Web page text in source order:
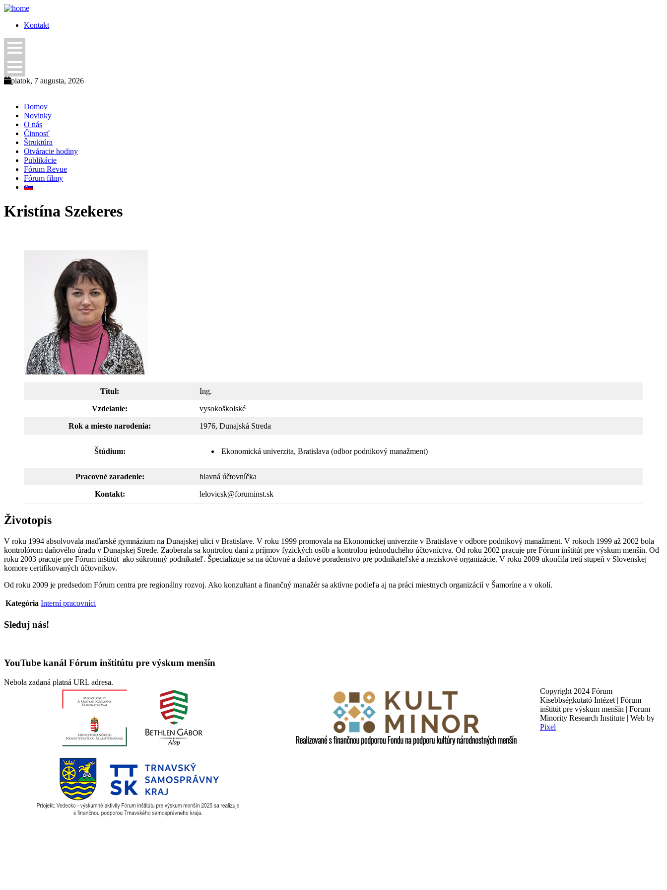
Kontakt
piatok, 7 augusta, 2026
Domov
Novinky
O nás
Činnosť
Štruktúra
Otváracie hodiny
Publikácie
Fórum Revue
Fórum filmy
Kristína Szekeres
Titul: Ing.
Vzdelanie: vysokoškolské
Rok a miesto narodenia: 1976, Dunajská Streda
Štúdium: Ekonomická univerzita, Bratislava (odbor podnikový manažment)
Pracovné zaradenie: hlavná účtovníčka
Kontakt: lelovicsk@foruminst.sk
Životopis
V roku 1994 absolvovala maďarské gymnázium na Dunajskej ulici v Bratislave. V roku 1999 promovala na Ekonomickej univerzite v Bratislave v odbore podnikový manažment. V rokoch 1999 až 2002 bola
kontrolórom daňového úradu v Dunajskej Strede. Zaoberala sa kontrolou daní z príjmov fyzických osôb a kontrolou jednoduchého účtovníctva. Od roku 2002 pracuje pre Fórum inštitút pre výskum menšín. Od
roku 2003 pracuje pre Fórum inštitút ako súkromný podnikateľ. Špecializuje sa na účtovné a daňové poradenstvo pre podnikateľské a neziskové organizácie. V roku 2009 ukončila tretí stupeň v Slovenskej
komore certifikovaných účtovníkov.
Od roku 2009 je predsedom Fórum centra pre regionálny rozvoj. Ako konzultant a finančný manažér sa aktívne podieľa aj na práci miestnych organizácií v Šamoríne a v okolí.
Kategória Interní pracovníci
Sleduj nás!
YouTube kanál Fórum inštitútu pre výskum menšín
Nebola zadaná platná URL adresa.
Copyright 2024 Fórum
Kisebbségkutató Intézet | Fórum
inštitút pre výskum menšín | Forum
Minority Research Institute | Web by
Pixel